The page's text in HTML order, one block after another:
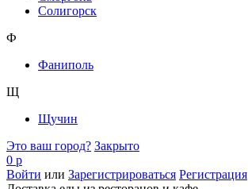
Солигорск
Ф
Фаниполь
Щ
Щучин
Это ваш город? Закрыто
0 р
Войти или Зарегистрироваться Регистрация